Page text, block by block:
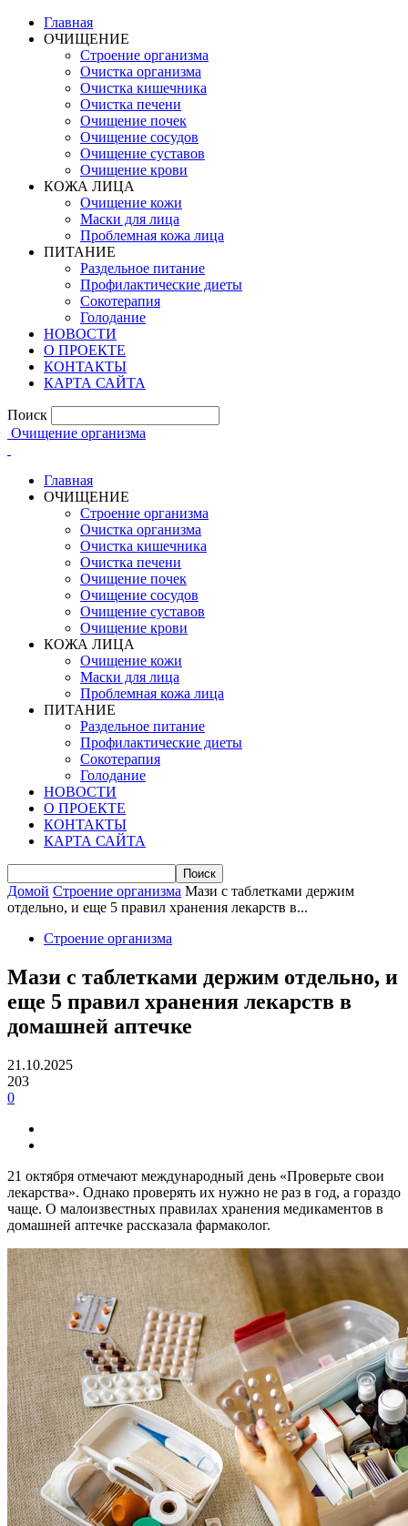
Главная
ОЧИЩЕНИЕ
Строение организма
Очистка организма
Очистка кишечника
Очистка печени
Очищение почек
Очищение сосудов
Очищение суставов
Очищение крови
КОЖА ЛИЦА
Очищение кожи
Маски для лица
Проблемная кожа лица
ПИТАНИЕ
Раздельное питание
Профилактические диеты
Сокотерапия
Голодание
НОВОСТИ
О ПРОЕКТЕ
КОНТАКТЫ
КАРТА САЙТА
Поиск
Очищение организма
Главная
ОЧИЩЕНИЕ
Строение организма
Очистка организма
Очистка кишечника
Очистка печени
Очищение почек
Очищение сосудов
Очищение суставов
Очищение крови
КОЖА ЛИЦА
Очищение кожи
Маски для лица
Проблемная кожа лица
ПИТАНИЕ
Раздельное питание
Профилактические диеты
Сокотерапия
Голодание
НОВОСТИ
О ПРОЕКТЕ
КОНТАКТЫ
КАРТА САЙТА
Домой Строение организма Мази с таблетками держим
отдельно, и еще 5 правил хранения лекарств в...
Строение организма
Мази с таблетками держим отдельно, и
еще 5 правил хранения лекарств в
домашней аптечке
21.10.2025
203
0
21 октября отмечают международный день «Проверьте свои
лекарства». Однако проверять их нужно не раз в год, а гораздо
чаще. О малоизвестных правилах хранения медикаментов в
домашней аптечке рассказала фармаколог.